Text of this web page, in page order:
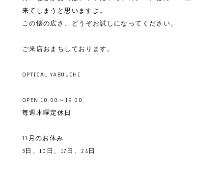
来てしまうと思いますよ。
この懐の広さ、どうぞお試しになってください。
ご来店おまちしております。
OPTICAL YABUUCHI
OPEN:10:00～19:00
毎週木曜定休日
11月のお休み
3日、10日、17日、24日